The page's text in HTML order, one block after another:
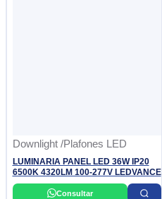
Downlight /Plafones LED
LUMINARIA PANEL LED 36W IP20
6500K 4320LM 100-277V LEDVANCE
Consultar